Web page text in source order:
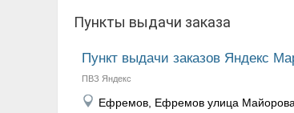
Пункты выдачи заказа
Пункт выдачи заказов Яндекс
ПВЗ Яндекс
Ефремов, Ефремов улица